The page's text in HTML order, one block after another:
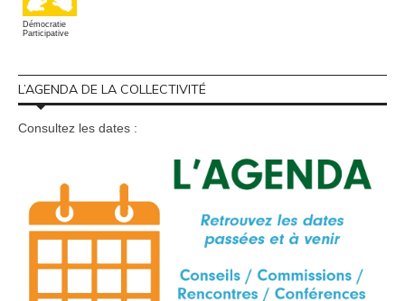
Démocratie
Participative
L’AGENDA DE LA COLLECTIVITÉ
Consultez les dates :